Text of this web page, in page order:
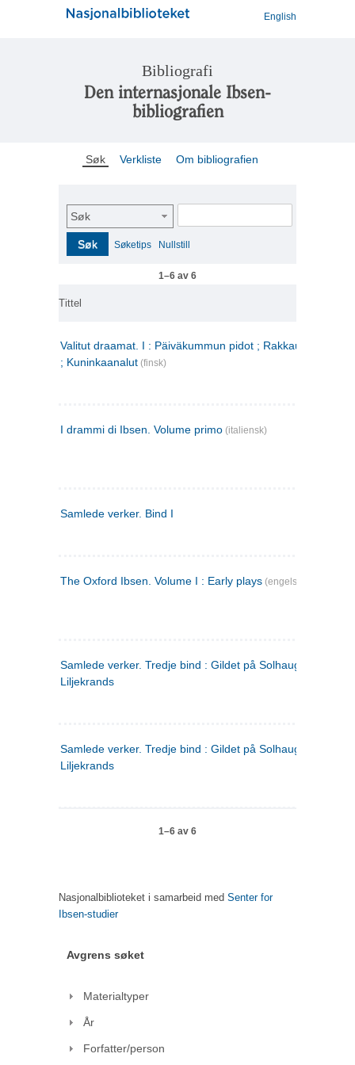
English
Bibliografi
Den internasjonale Ibsen-
bibliografien
Søk Verkliste Om bibliografien
Søk
Søk Søketips Nullstill
1–6 av 6
Tittel
Valitut draamat. I : Päiväkummun pidot ; Rakkauden
; Kuninkaanalut (finsk)
I drammi di Ibsen. Volume primo (italiensk)
Samlede verker. Bind I
The Oxford Ibsen. Volume I : Early plays (engelsk)
Samlede verker. Tredje bind : Gildet på Solhaug ; Olaf
Liljekrands
Samlede verker. Tredje bind : Gildet på Solhaug ; Olaf
Liljekrands
1–6 av 6
Nasjonalbiblioteket i samarbeid med Senter for
Ibsen-studier
Avgrens søket
Materialtyper
År
Forfatter/person